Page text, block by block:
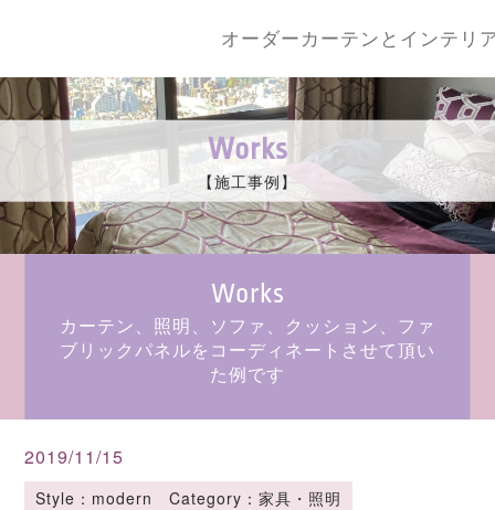
オーダーカーテンとインテリ
Works
【施工事例】
Works
カーテン、照明、ソファ、クッション、ファ
ブリックパネルをコーディネートさせて頂い
た例です
2019/11/15
Style：modern Category：家具・照明